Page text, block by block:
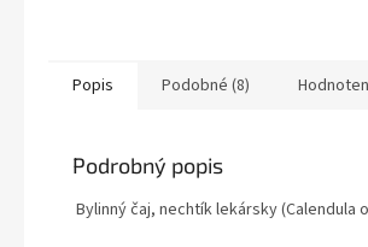
Popis Podobné (8)
Podrobný popis
Bylinný čaj, nechtík lekársky (Calendula